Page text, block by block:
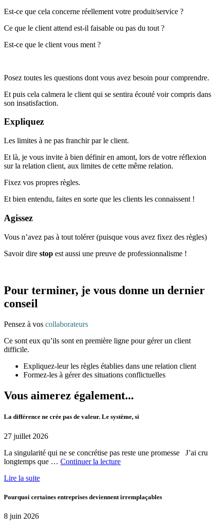
Est-ce que cela concerne réellement votre produit/service ?
Ce que le client attend est-il faisable ou pas du tout ?
Est-ce que le client vous ment ?
Posez toutes les questions dont vous avez besoin pour comprendre.
Et puis cela calmera le client qui se sentira écouté voir compris dans
son insatisfaction.
Expliquez
Les limites à ne pas franchir par le client.
Et là, je vous invite à bien définir en amont, lors de votre réflexion
sur la relation client, aux limites de cette même relation.
Fixez vos propres règles.
Et bien entendu, faites en sorte que les clients les connaissent !
Agissez
Vous n’avez pas à tout tolérer (puisque vous avez fixez des règles)
Savoir dire stop est aussi une preuve de professionnalisme !
Pour terminer, je vous donne un dernier
conseil
Pensez à vos collaborateurs
Ce sont eux qu’ils sont en première ligne pour gérer un client
difficile.
Expliquez-leur les règles établies dans une relation client
Formez-les à gérer des situations conflictuelles
Vous aimerez également...
La différence ne crée pas de valeur. Le système, si
27 juillet 2026
La singularité qui ne se concrétise pas reste une promesse J’ai cru
longtemps que … Continuer la lecturede
crée
Lire la suite
Pourquoi certaines entreprises deviennent irremplaçables
8 juin 2026